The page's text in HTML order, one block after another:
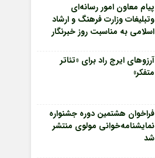
پیام معاون امور رسانه‌ای
وتبلیغات وزارت فرهنگ و ارشاد
اسلامی به مناسبت روز خبرنگار
آرزوهای ایرج راد برای «تئاتر
متفکر»
فراخوان هشتمین دوره جشنواره
نمایشنامه‌خوانی مولوی منتشر
شد